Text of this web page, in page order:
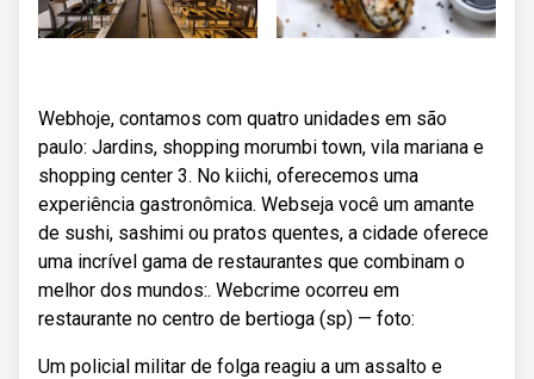
Webhoje, contamos com quatro unidades em são
paulo: Jardins, shopping morumbi town, vila mariana e
shopping center 3. No kiichi, oferecemos uma
experiência gastronômica. Webseja você um amante
de sushi, sashimi ou pratos quentes, a cidade oferece
uma incrível gama de restaurantes que combinam o
melhor dos mundos:. Webcrime ocorreu em
restaurante no centro de bertioga (sp) — foto:
Um policial militar de folga reagiu a um assalto e